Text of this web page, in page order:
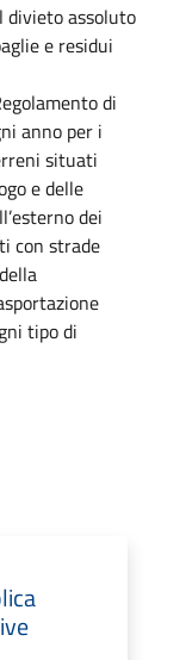
divieto assoluto
e residui
di
anno per i
situati
e delle
dei
con strade
tipo di